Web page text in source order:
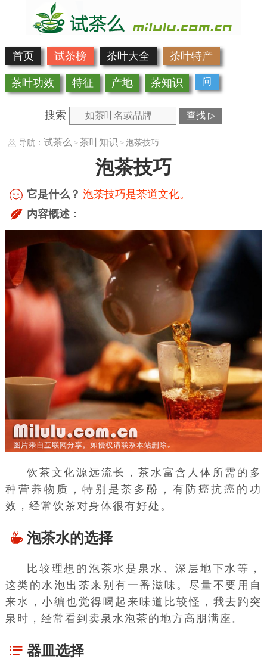
首页 试茶榜 茶叶大全 茶叶特产
茶叶功效 特征 产地 茶知识 问
搜索 查找 ▷
导航： 试茶么 > 茶叶知识 > 泡茶技巧
泡茶技巧
它是什么？ 泡茶技巧是茶道文化。
内容概述：
饮茶文化源远流长，茶水富含人体所需的多
种营养物质，特别是茶多酚 ，有防癌抗癌的功
效，经常饮茶对身体很有好处。
泡茶水的选择
比较理想的泡茶水是泉水、深层地下水等，
这类的水泡出茶来别有一番滋味。尽量不要用自
来水，小编也觉得喝起来味道比较怪，我去趵突
泉时，经常看到卖泉水泡茶的地方高朋满座。
器皿选择